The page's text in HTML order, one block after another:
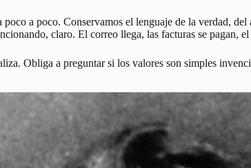
a poco. Conservamos el lenguaje de la verdad,
claro. El correo llega, las facturas se pagan,
Obliga a preguntar si los valores son simples